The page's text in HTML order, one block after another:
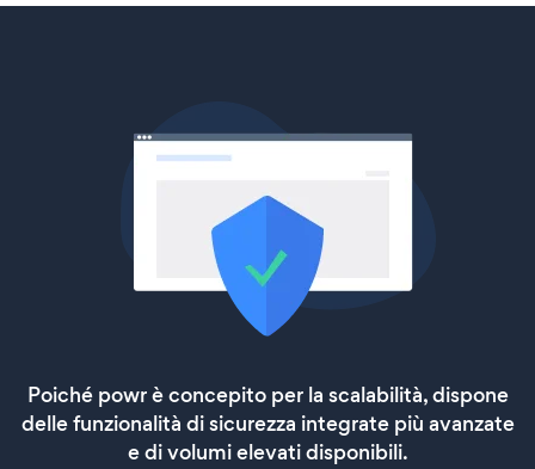
Poiché powr è concepito per la scalabilità, dispone
delle funzionalità di sicurezza integrate più avanzate
e di volumi elevati disponibili.